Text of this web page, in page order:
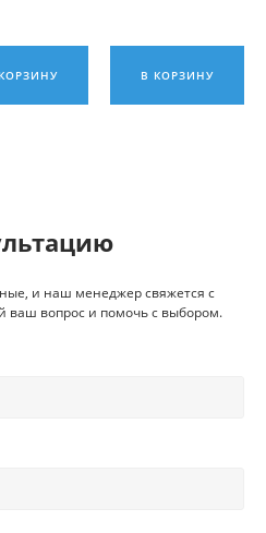
В КОРЗИНУ
и наш менеджер свяжется с
ваш вопрос и помочь с выбором.